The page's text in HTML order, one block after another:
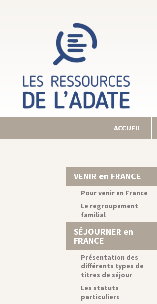
ACCUEIL
VENIR en FRANCE
Pour venir en France
Le regroupement
familial
SÉJOURNER en
FRANCE
Présentation des
différents types de
titres de séjour
Les statuts
particuliers